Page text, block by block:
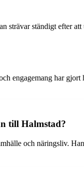
ständigt efter
engagemang har
till Halmstad?
och näringsliv.